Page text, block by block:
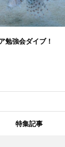
勉強会ダイブ！
特集記事